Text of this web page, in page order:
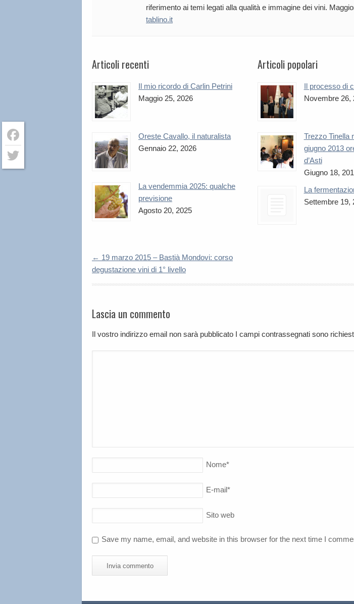
riferimento ai temi legati alla qualità e immagine dei vini.
tablino.it
Articoli recenti
Il mio ricordo di Carlin Petrini
Maggio 25, 2026
Oreste Cavallo, il naturalista
Gennaio 22, 2026
La vendemmia 2025: qualche
previsione
Agosto 20, 2025
Articoli popolari
Il processo di
Novembre 26,
Trezzo Tinella
giugno 2013
d’Asti
Giugno 18,
La
Settembre 19,
← 19 marzo 2015 – Bastià Mondovi: corso
degustazione vini di 1° livello
Lascia un commento
Il vostro indirizzo email non sarà pubblicato I campi contrassegnati sono
Nome*
E-mail*
Sito web
Save my name, email, and website in this browser for the next time I
Facebook
Twitter